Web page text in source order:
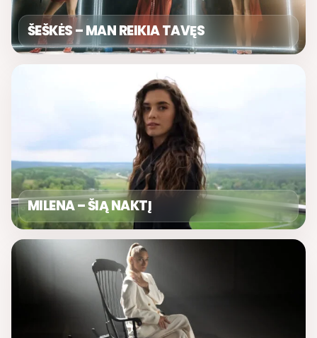
ŠEŠKĖS – MAN REIKIA TAVĘS
MILENA – ŠIĄ NAKTĮ